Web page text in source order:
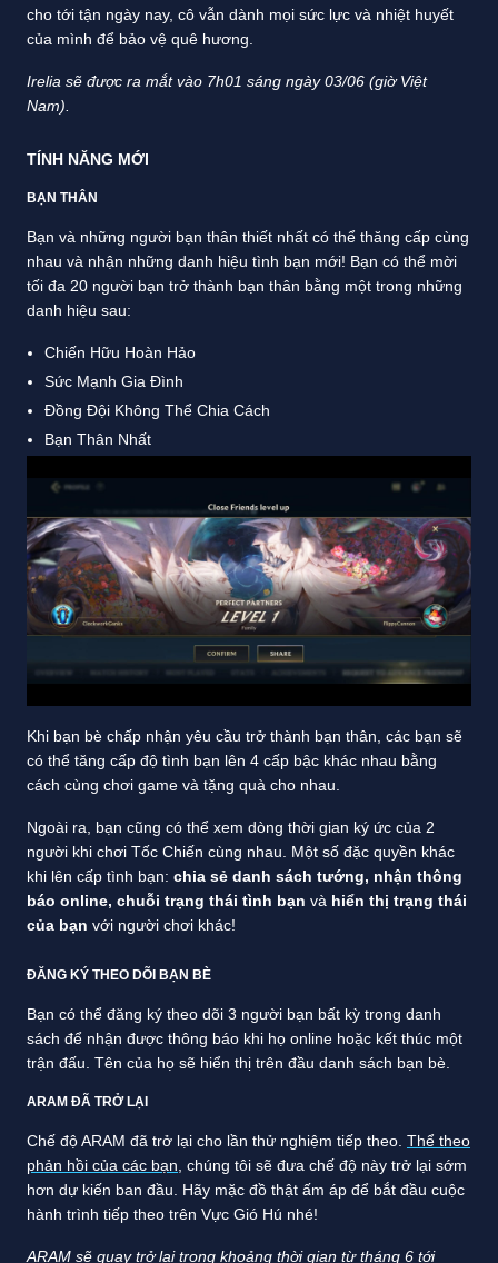
cho tới tận ngày nay, cô vẫn dành mọi sức lực và nhiệt huyết
của mình để bảo vệ quê hương.
Irelia sẽ được ra mắt vào 7h01 sáng ngày 03/06 (giờ Việt
Nam).
TÍNH NĂNG MỚI
BẠN THÂN
Bạn và những người bạn thân thiết nhất có thể thăng cấp cùng
nhau và nhận những danh hiệu tình bạn mới! Bạn có thể mời
tối đa 20 người bạn trở thành bạn thân bằng một trong những
danh hiệu sau:
Chiến Hữu Hoàn Hảo
Sức Mạnh Gia Đình
Đồng Đội Không Thể Chia Cách
Bạn Thân Nhất
Khi bạn bè chấp nhận yêu cầu trở thành bạn thân, các bạn sẽ
có thể tăng cấp độ tình bạn lên 4 cấp bậc khác nhau bằng
cách cùng chơi game và tặng quà cho nhau.
Ngoài ra, bạn cũng có thể xem dòng thời gian ký ức của 2
người khi chơi Tốc Chiến cùng nhau. Một số đặc quyền khác
khi lên cấp tình bạn: chia sẻ danh sách tướng, nhận thông
báo online, chuỗi trạng thái tình bạn và hiển thị trạng thái
của bạn với người chơi khác!
ĐĂNG KÝ THEO DÕI BẠN BÈ
Bạn có thể đăng ký theo dõi 3 người bạn bất kỳ trong danh
sách để nhận được thông báo khi họ online hoặc kết thúc một
trận đấu. Tên của họ sẽ hiển thị trên đầu danh sách bạn bè.
ARAM ĐÃ TRỞ LẠI
Chế độ ARAM đã trở lại cho lần thử nghiệm tiếp theo. Thể theo
phản hồi của các bạn , chúng tôi sẽ đưa chế độ này trở lại sớm
hơn dự kiến ban đầu. Hãy mặc đồ thật ấm áp để bắt đầu cuộc
hành trình tiếp theo trên Vực Gió Hú nhé!
ARAM sẽ quay trở lại trong khoảng thời gian từ tháng 6 tới